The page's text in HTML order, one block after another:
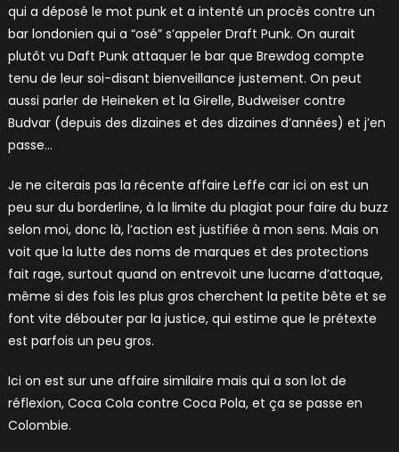
qui a déposé le mot punk et a intenté un procès contre un
bar londonien qui a “osé” s’appeler Draft Punk. On aurait
plutôt vu Daft Punk attaquer le bar que Brewdog compte
tenu de leur soi-disant bienveillance justement. On peut
aussi parler de Heineken et la Girelle, Budweiser contre
Budvar (depuis des dizaines et des dizaines d’années) et j’en
passe…
Je ne citerais pas la récente affaire Leffe car ici on est un
peu sur du borderline, à la limite du plagiat pour faire du buzz
selon moi, donc là, l’action est justifiée à mon sens. Mais on
voit que la lutte des noms de marques et des protections
fait rage, surtout quand on entrevoit une lucarne d’attaque,
même si des fois les plus gros cherchent la petite bête et se
font vite débouter par la justice, qui estime que le prétexte
est parfois un peu gros.
Ici on est sur une affaire similaire mais qui a son lot de
réflexion, Coca Cola contre Coca Pola, et ça se passe en
Colombie.